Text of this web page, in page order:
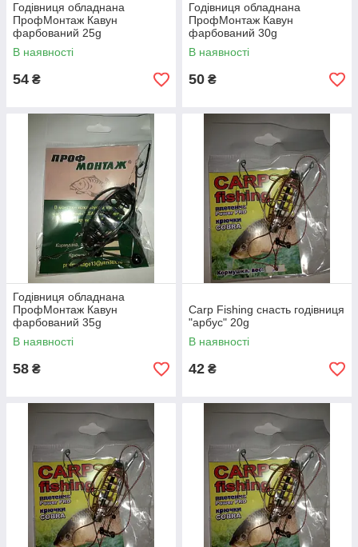
Годівниця обладнана
ПрофМонтаж Кавун
фарбований 25g
В наявності
54 ₴
Годівниця обладнана
ПрофМонтаж Кавун
фарбований 30g
В наявності
50 ₴
Годівниця обладнана
ПрофМонтаж Кавун
фарбований 35g
В наявності
58 ₴
Carp Fishing снасть годівниця
"арбус" 20g
В наявності
42 ₴